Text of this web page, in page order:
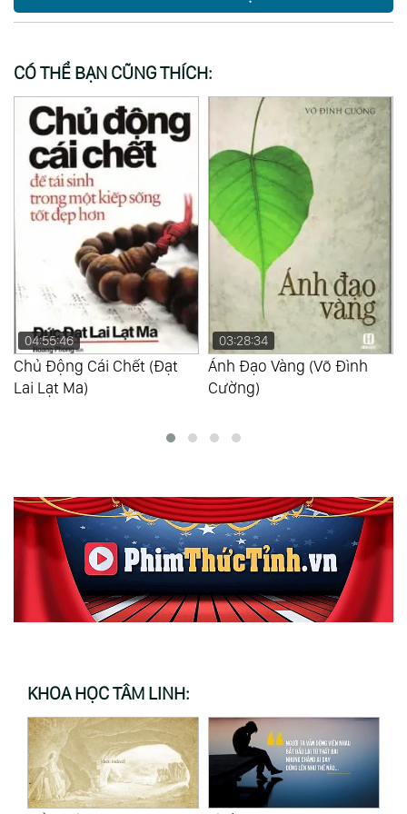
CÓ THỂ BẠN CŨNG THÍCH:
03:28:34
Ánh Đạo Vàng (Võ Đình
Cường)
07:43:11
Chân Thật Niệm Phật Cực
Lạc Hiện Tiền (Thích Thiện
KHOA HỌC TÂM LINH: